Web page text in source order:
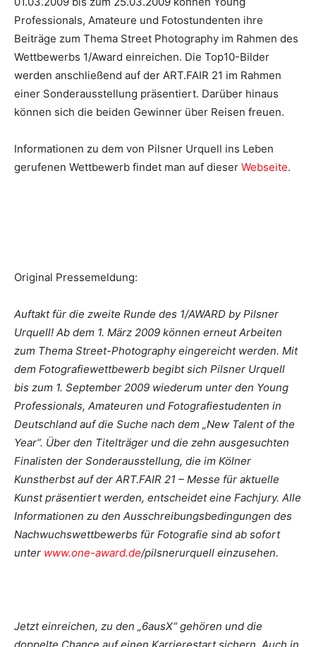
Professionals, Amateure und Fotostundenten ihre
Beiträge zum Thema Street Photography im Rahmen des
Wettbewerbs 1/Award einreichen. Die Top10-Bilder
werden anschließend auf der ART.FAIR 21 im Rahmen
einer Sonderausstellung präsentiert. Darüber hinaus
können sich die beiden Gewinner über Reisen freuen.
Informationen zu dem von Pilsner Urquell ins Leben
gerufenen Wettbewerb findet man auf dieser Webseite.
Original Pressemeldung:
Auftakt für die zweite Runde des 1/AWARD by Pilsner
Urquell! Ab dem 1. März 2009 können erneut Arbeiten
zum Thema Street-Photography eingereicht werden. Mit
dem Fotografiewettbewerb begibt sich Pilsner Urquell
bis zum 1. September 2009 wiederum unter den Young
Professionals, Amateuren und Fotografiestudenten in
Deutschland auf die Suche nach dem „New Talent of the
Year“. Über den Titelträger und die zehn ausgesuchten
Finalisten der Sonderausstellung, die im Kölner
Kunstherbst auf der ART.FAIR 21 – Messe für aktuelle
Kunst präsentiert werden, entscheidet eine Fachjury. Alle
Informationen zu den Ausschreibungsbedingungen des
Nachwuchswettbewerbs für Fotografie sind ab sofort
unter www.one-award.de/pilsnerurquell einzusehen.
Jetzt einreichen, zu den „6ausX“ gehören und die